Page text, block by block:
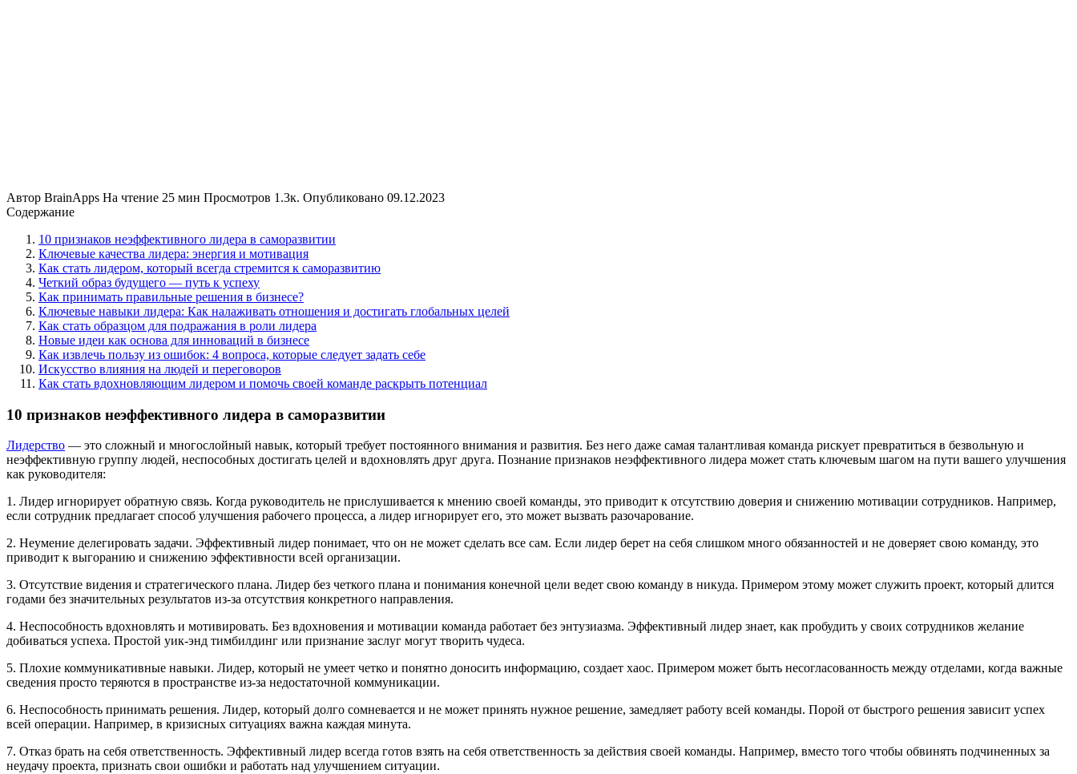
Автор BrainApps На чтение 25 мин Просмотров 1.3к. Опубликовано 09.12.2023
Содержание
10 признаков неэффективного лидера в саморазвитии
Ключевые качества лидера: энергия и мотивация
Как стать лидером, который всегда стремится к саморазвитию
Четкий образ будущего — путь к успеху
Как принимать правильные решения в бизнесе?
Ключевые навыки лидера: Как налаживать отношения и достигать глобальных целей
Как стать образцом для подражания в роли лидера
Новые идеи как основа для инноваций в бизнесе
Как извлечь пользу из ошибок: 4 вопроса, которые следует задать себе
Искусство влияния на людей и переговоров
Как стать вдохновляющим лидером и помочь своей команде раскрыть потенциал
10 признаков неэффективного лидера в саморазвитии
Лидерство — это сложный и многослойный навык, который требует постоянного внимания и развития. Без него даже самая талантливая команда рискует превратиться в безвольную и
неэффективную группу людей, неспособных достигать целей и вдохновлять друг друга. Познание признаков неэффективного лидера может стать ключевым шагом на пути вашего улучшения
как руководителя:
1. Лидер игнорирует обратную связь. Когда руководитель не прислушивается к мнению своей команды, это приводит к отсутствию доверия и снижению мотивации сотрудников. Например,
если сотрудник предлагает способ улучшения рабочего процесса, а лидер игнорирует его, это может вызвать разочарование.
2. Неумение делегировать задачи. Эффективный лидер понимает, что он не может сделать все сам. Если лидер берет на себя слишком много обязанностей и не доверяет свою команду, это
приводит к выгоранию и снижению эффективности всей организации.
3. Отсутствие видения и стратегического плана. Лидер без четкого плана и понимания конечной цели ведет свою команду в никуда. Примером этому может служить проект, который длится
годами без значительных результатов из-за отсутствия конкретного направления.
4. Неспособность вдохновлять и мотивировать. Без вдохновения и мотивации команда работает без энтузиазма. Эффективный лидер знает, как пробудить у своих сотрудников желание
добиваться успеха. Простой уик-энд тимбилдинг или признание заслуг могут творить чудеса.
5. Плохие коммуникативные навыки. Лидер, который не умеет четко и понятно доносить информацию, создает хаос. Примером может быть несогласованность между отделами, когда важные
сведения просто теряются в пространстве из-за недостаточной коммуникации.
6. Неспособность принимать решения. Лидер, который долго сомневается и не может принять нужное решение, замедляет работу всей команды. Порой от быстрого решения зависит успех
всей операции. Например, в кризисных ситуациях важна каждая минута.
7. Отказ брать на себя ответственность. Эффективный лидер всегда готов взять на себя ответственность за действия своей команды. Например, вместо того чтобы обвинять подчиненных за
неудачу проекта, признать свои ошибки и работать над улучшением ситуации.